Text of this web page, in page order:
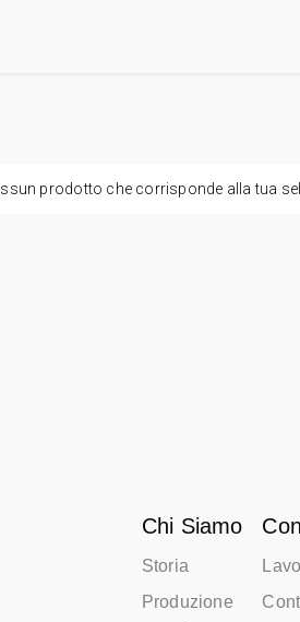
prodotto che corrisponde alla tua
Chi Siamo
Storia
Produzione